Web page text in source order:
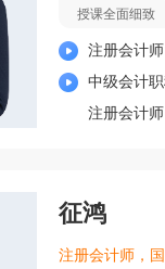
授课全面细致
注册会计师
中级会计职
注册会计师
征鸿
注册会计师，